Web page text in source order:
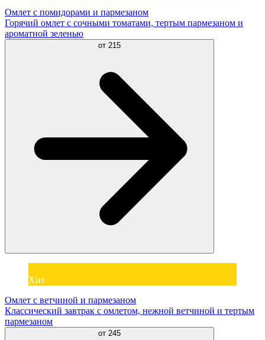
Омлет с помидорами и пармезаном
Горячий омлет с сочными томатами, тертым пармезаном и
ароматной зеленью
от 215
Хит
Омлет с ветчиной и пармезаном
Классический завтрак с омлетом, нежной ветчиной и тертым
пармезаном
от 245